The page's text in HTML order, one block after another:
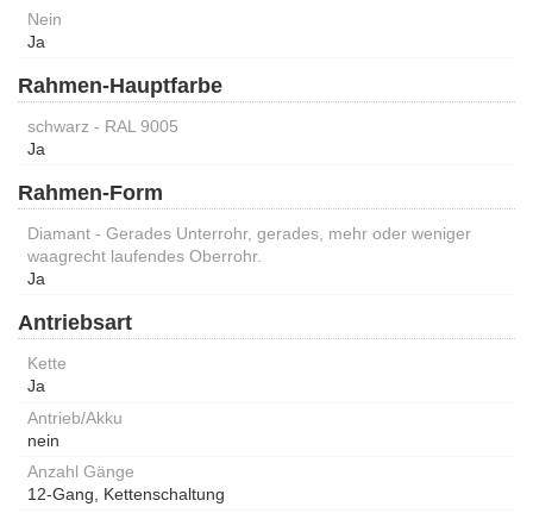
Nein
Ja
Rahmen-Hauptfarbe
schwarz - RAL 9005
Ja
Rahmen-Form
Diamant - Gerades Unterrohr, gerades, mehr oder weniger
waagrecht laufendes Oberrohr.
Ja
Antriebsart
Kette
Ja
Antrieb/Akku
nein
Anzahl Gänge
12-Gang, Kettenschaltung